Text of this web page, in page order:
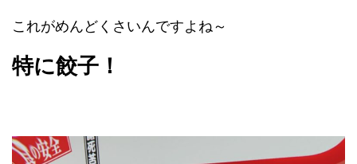
これがめんどくさいんですよね～
特に餃子！